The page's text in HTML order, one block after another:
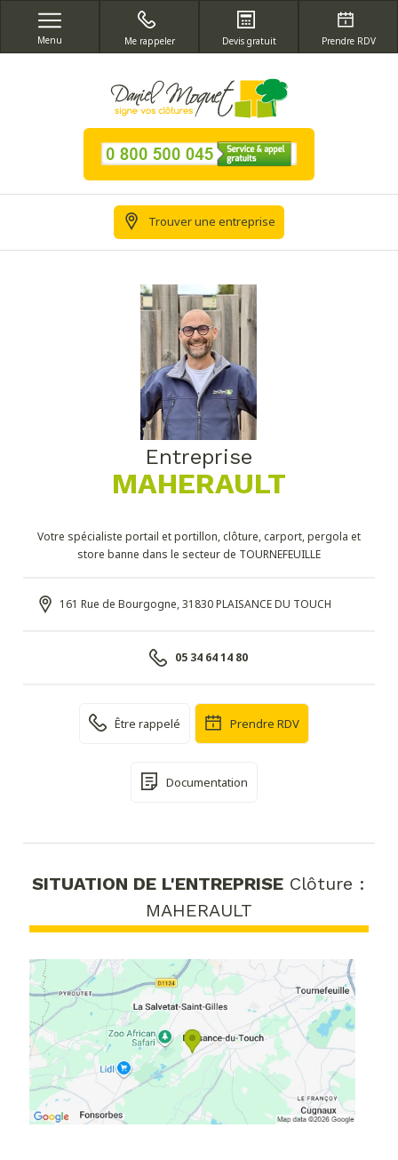
Menu Me rappeler Devis gratuit Prendre RDV
Trouver une entreprise
Entreprise
MAHERAULT
Votre spécialiste portail et portillon, clôture, carport, pergola et
store banne dans le secteur de TOURNEFEUILLE
161 Rue de Bourgogne, 31830 PLAISANCE DU TOUCH
05 34 64 14 80
Être rappelé Prendre RDV
Documentation
SITUATION DE L'ENTREPRISE Clôture :
MAHERAULT